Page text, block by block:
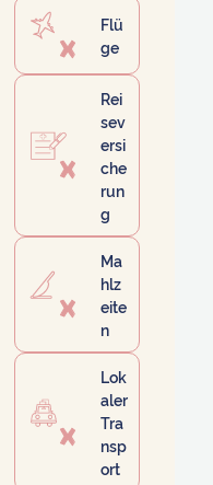
Flü
ge
Rei
sev
ersi
che
run
g
Ma
hlz
eite
n
Lok
aler
Tra
nsp
ort